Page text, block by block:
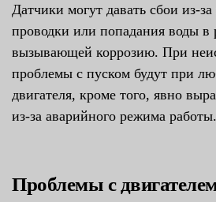
Датчики могут давать сбои из-
проводки или попадания воды в
вызывающей коррозию. При
проблемы с пуском будут при
двигателя, кроме того, явно
из-за аварийного режима работы.
Проблемы с